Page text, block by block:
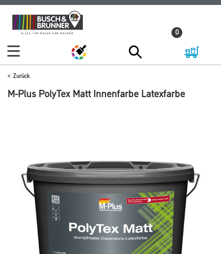
Zum
Inhalt
Zum
Navigationsmenü
0
Zurück
M-Plus PolyTex Matt Innenfarbe Latexfarbe